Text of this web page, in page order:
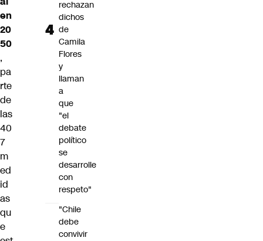
en
20
50
,
pa
rte
de
las
40
7
m
ed
id
as
qu
e
rechazan
dichos
de
Camila
Flores
y
llaman
a
que
"el
debate
político
se
desarrolle
con
respeto"
"Chile
debe
convivir